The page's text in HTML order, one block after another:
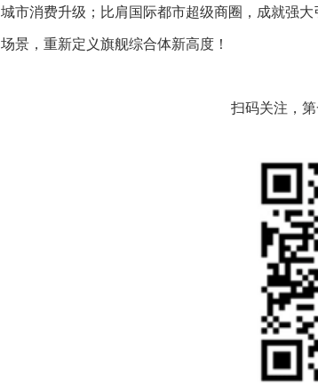
城市消费升级；比肩国际都市超级商圈，成就强
场景，重新定义旗舰综合体新高度！
扫码关注，